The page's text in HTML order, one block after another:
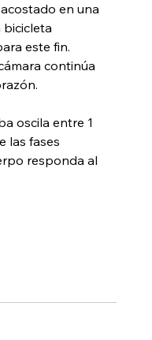
en una
bicicleta
este fin.
continúa
oscila entre 1
las fases
responda al